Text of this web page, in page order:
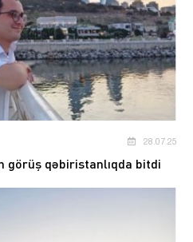
28.07.25
görüş qəbiristanlıqda bitdi